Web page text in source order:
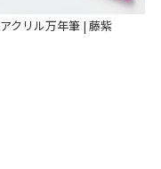
アクリル万年筆 | 藤紫